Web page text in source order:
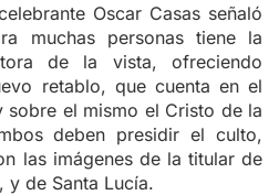
Oscar Casas señaló
muchas personas tiene la
de la vista, ofreciendo
retablo, que cuenta en el
el mismo el Cristo de la
deben presidir el culto,
las imágenes de la titular de
y de Santa Lucía.